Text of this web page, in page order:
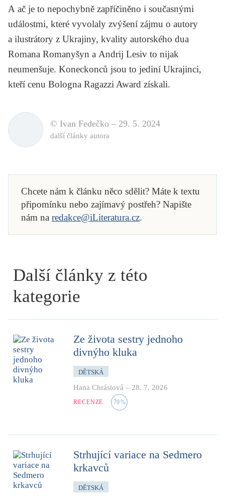
A ač je to nepochybně zapříčiněno i současnými
událostmi, které vyvolaly zvýšení zájmu o autory
a ilustrátory z Ukrajiny, kvality autorského dua
Romana Romanyšyn a Andrij Lesiv to nijak
neumenšuje. Koneckonců jsou to jediní Ukrajinci,
kteří cenu Bologna Ragazzi Award získali.
© Ivan Fedečko – 29. 5. 2024
další články autora
Chcete nám k článku něco sdělit? Máte k textu
připomínku nebo zajímavý postřeh? Napište
nám na redakce@iLiteratura.cz.
Další články z této
kategorie
Ze života sestry jednoho
divnýho kluka
DĚTSKÁ
Hana Chrástová – 28. 7. 2026
RECENZE 70%
Strhující variace na Sedmero
krkavců
DĚTSKÁ